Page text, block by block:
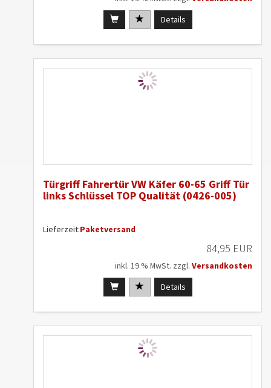
Details
Türgriff Fahrertür VW Käfer 60-65 Griff Tür
links Schlüssel TOP Qualität (0426-005)
Lieferzeit:Paketversand
84,95 EUR
inkl. 19 % MwSt. zzgl. Versandkosten
Details